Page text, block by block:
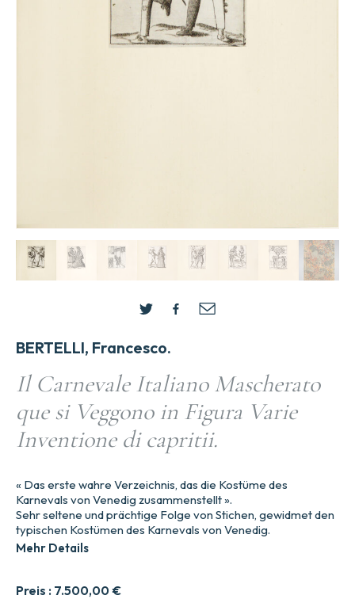
BERTELLI, Francesco.
Il Carnevale Italiano Mascherato
que si Veggono in Figura Varie
Inventione di capritii.
Preis : 7.500,00 €
« Das erste wahre Verzeichnis, das die Kostüme des
Karnevals von Venedig zusammenstellt ».
Sehr seltene und prächtige Folge von Stichen, gewidmet den
typischen Kostümen des Karnevals von Venedig.
Mehr Details